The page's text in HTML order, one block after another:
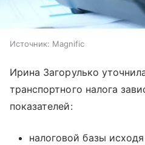
Источник: Magnific
Ирина Загорулько
транспортного налога
показателей:
налоговой базы